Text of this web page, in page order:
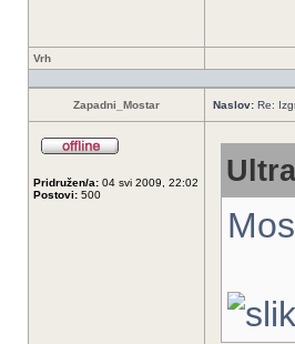
Vrh
Zapadni_Mostar Naslov: Re:
Pridružen/a: 04 svi 2009, 22:02
Postovi: 500